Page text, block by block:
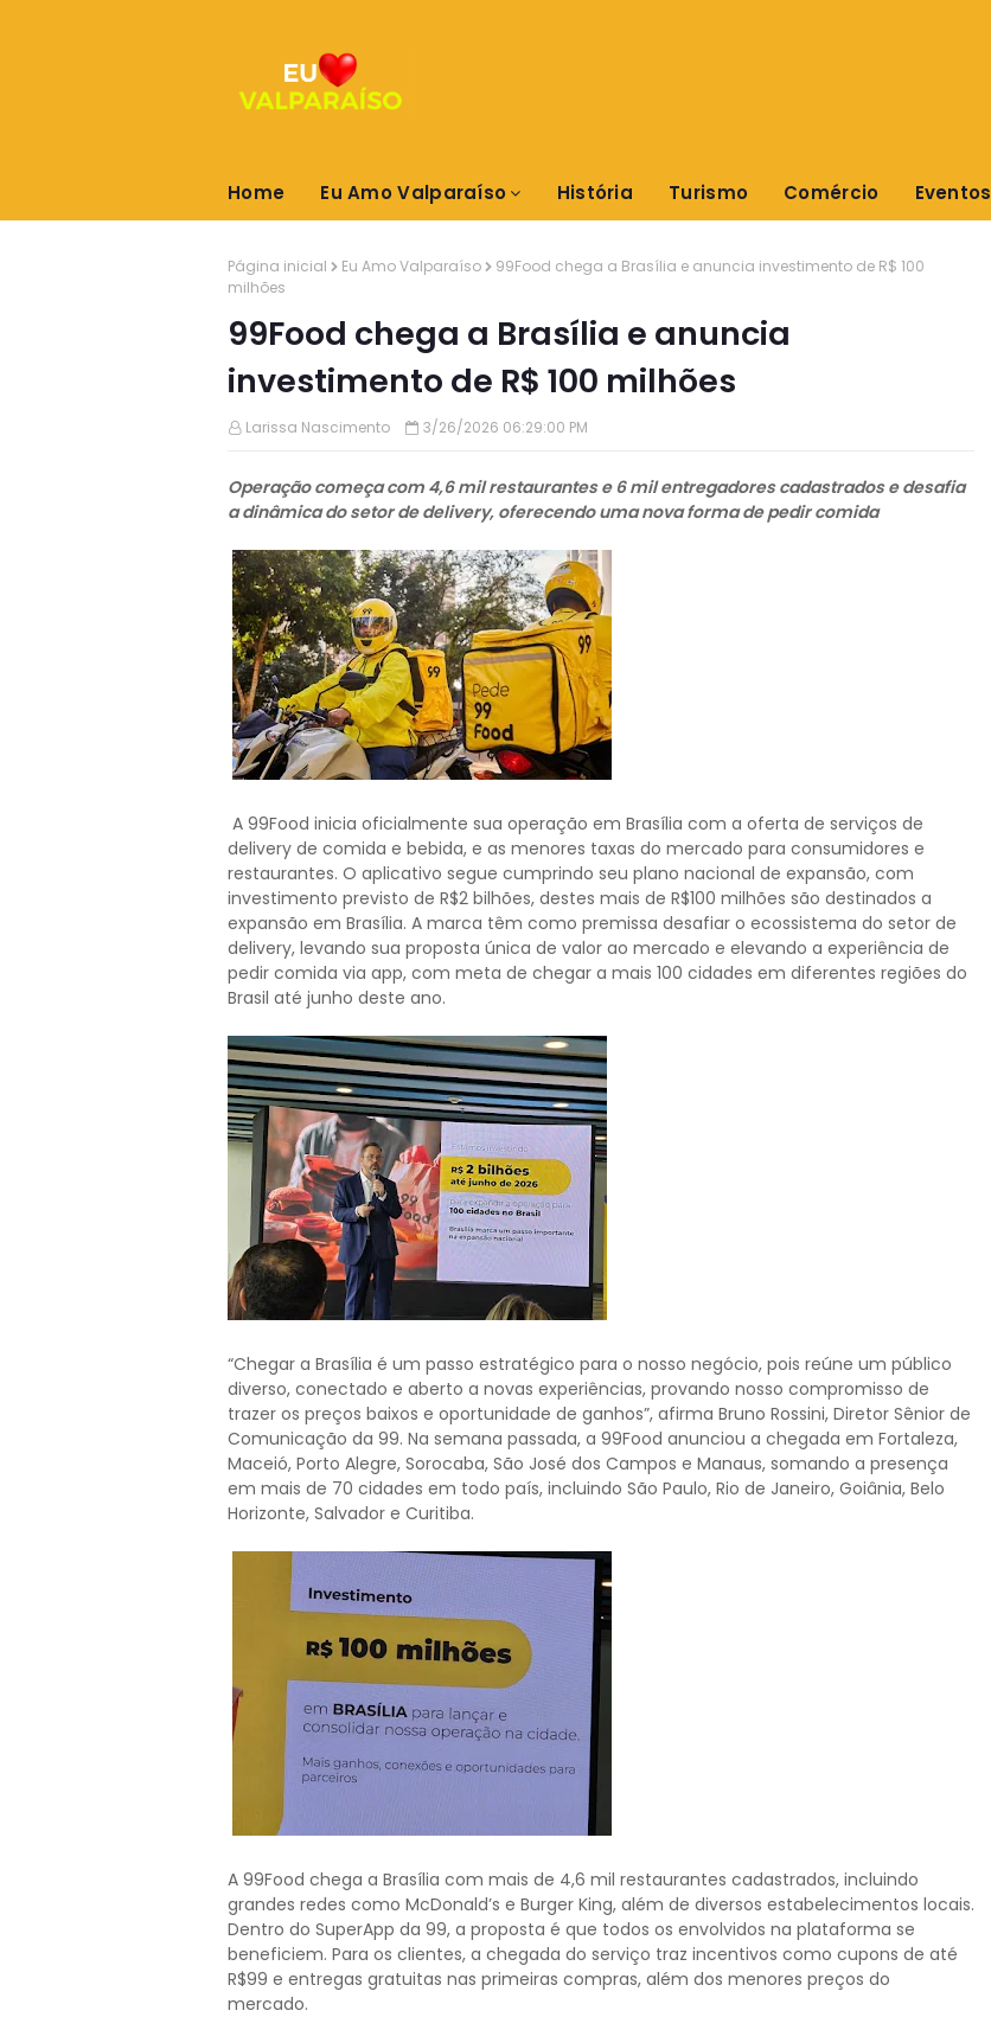
Home Eu Amo Valparaíso História Turismo Comércio Eventos
Página inicial Eu Amo Valparaíso
99Food chega a Brasília e anuncia investimento de R$ 100
milhões
99Food chega a Brasília e anuncia
investimento de R$ 100 milhões
Larissa Nascimento 3/26/2026 06:29:00 PM
Operação começa com 4,6 mil restaurantes e 6 mil entregadores cadastrados e desafia
a dinâmica do setor de delivery, oferecendo uma nova forma de pedir comida
A 99Food inicia oficialmente sua operação em Brasília com a oferta de serviços de
delivery de comida e bebida, e as menores taxas do mercado para consumidores e
restaurantes. O aplicativo segue cumprindo seu plano nacional de expansão, com
investimento previsto de R$2 bilhões, destes mais de R$100 milhões são destinados a
expansão em Brasília. A marca têm como premissa desafiar o ecossistema do setor de
delivery, levando sua proposta única de valor ao mercado e elevando a experiência de
pedir comida via app, com meta de chegar a mais 100 cidades em diferentes regiões do
Brasil até junho deste ano.
“Chegar a Brasília é um passo estratégico para o nosso negócio, pois reúne um público
diverso, conectado e aberto a novas experiências, provando nosso compromisso de
trazer os preços baixos e oportunidade de ganhos”, afirma Bruno Rossini, Diretor Sênior de
Comunicação da 99. Na semana passada, a 99Food anunciou a chegada em Fortaleza,
Maceió, Porto Alegre, Sorocaba, São José dos Campos e Manaus, somando a presença
em mais de 70 cidades em todo país, incluindo São Paulo, Rio de Janeiro, Goiânia, Belo
Horizonte, Salvador e Curitiba.
A 99Food chega a Brasília com mais de 4,6 mil restaurantes cadastrados, incluindo
grandes redes como McDonald’s e Burger King, além de diversos estabelecimentos locais.
Dentro do SuperApp da 99, a proposta é que todos os envolvidos na plataforma se
beneficiem. Para os clientes, a chegada do serviço traz incentivos como cupons de até
R$99 e entregas gratuitas nas primeiras compras, além dos menores preços do
mercado.